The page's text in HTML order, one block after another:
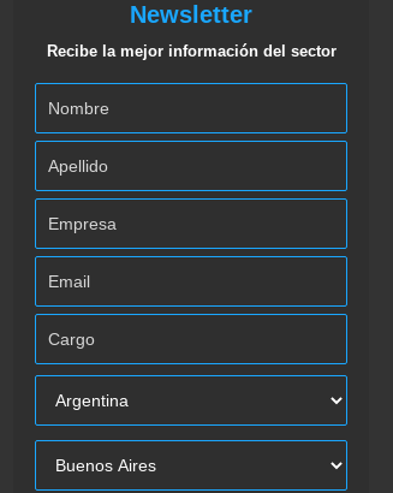
Newsletter
Recibe la mejor información del sector